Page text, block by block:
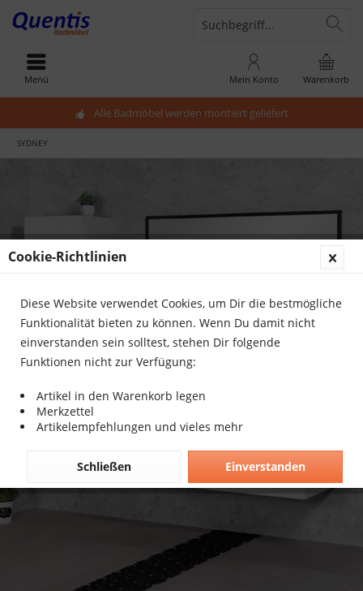
Alle Badmöbel werden montiert geliefert
Warenkorb
Mein Konto
Menü
SYDNEY
Cookie-Richtlinien
Diese Website verwendet Cookies, um Dir die bestmögliche
Funktionalität bieten zu können. Wenn Du damit nicht
einverstanden sein solltest, stehen Dir folgende
Funktionen nicht zur Verfügung:
Artikel in den Warenkorb legen
Merkzettel
Artikelempfehlungen und vieles mehr
Einverstanden
Schließen